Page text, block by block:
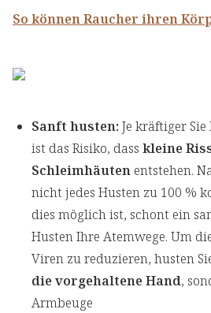
So können Raucher ihren
Sanft husten: Je kräftiger
ist das Risiko, dass kleine
Schleimhäuten entstehen.
nicht jedes Husten zu 100 %
dies möglich ist, schont ein
Husten Ihre Atemwege. Um
Viren zu reduzieren, husten
die vorgehaltene Hand,
Armbeuge